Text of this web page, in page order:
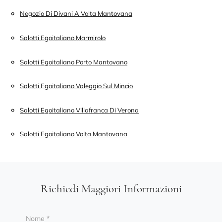
Negozio Di Divani A Volta Mantovana
Salotti Egoitaliano Marmirolo
Salotti Egoitaliano Porto Mantovano
Salotti Egoitaliano Valeggio Sul Mincio
Salotti Egoitaliano Villafranca Di Verona
Salotti Egoitaliano Volta Mantovana
Richiedi Maggiori Informazioni